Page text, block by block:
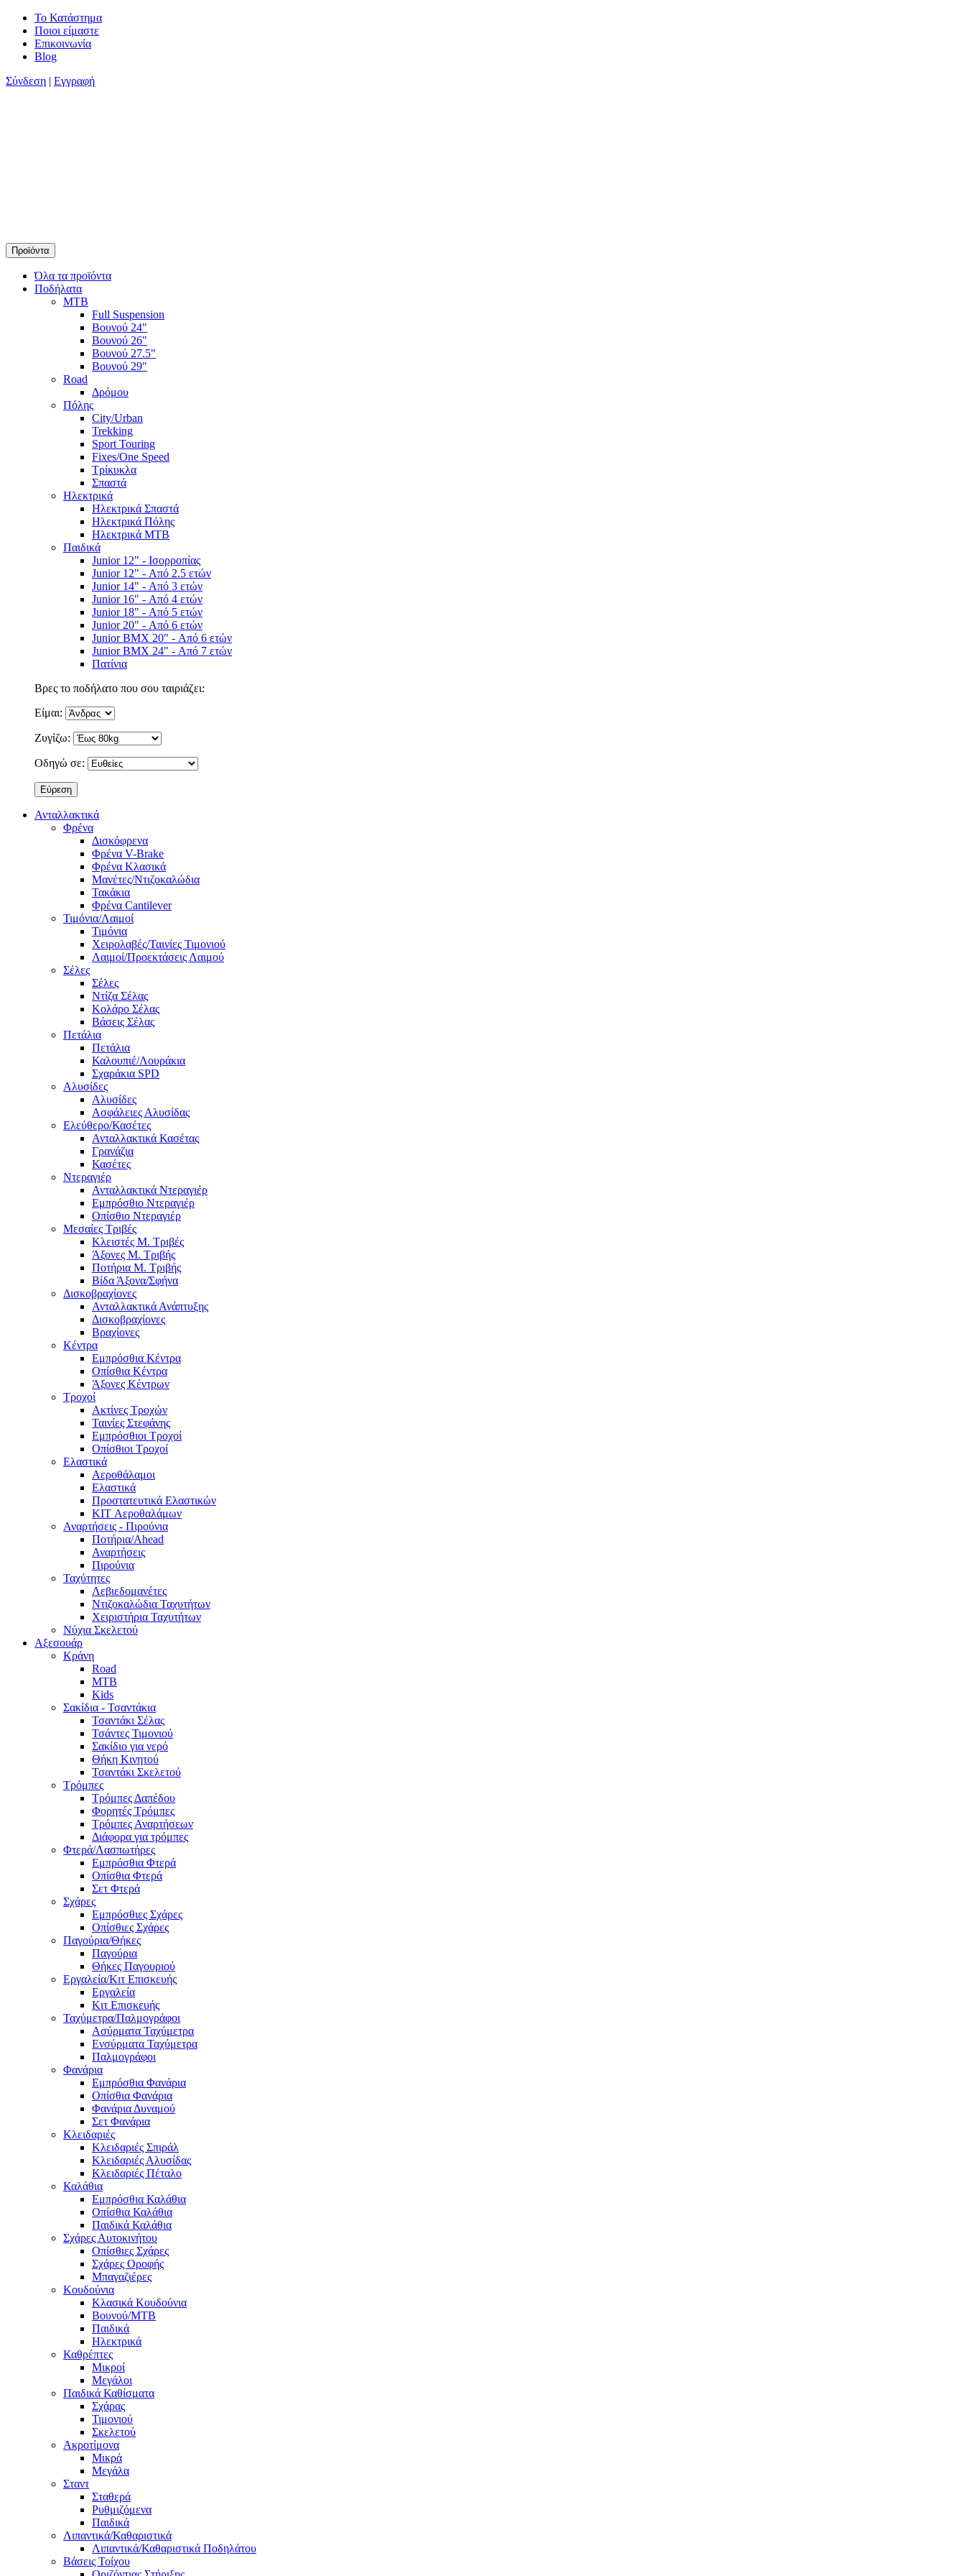
Skip
content
Το Κατάστημα
Ποιοι είμαστε
Επικοινωνία
Blog
Σύνδεση | Εγγραφή
Timamopoulos.gr
45 χρόνια πρώτοι στο ποδήλατο
Προϊόντα
Όλα τα προϊόντα
Ποδήλατα
MTB
Full Suspension
Βουνού 24"
Βουνού 26"
Βουνού 27.5"
Βουνού 29"
Road
Δρόμου
Πόλης
City/Urban
Trekking
Sport Touring
Fixes/One Speed
Τρίκυκλα
Σπαστά
Ηλεκτρικά
Ηλεκτρικά Σπαστά
Ηλεκτρικά Πόλης
Ηλεκτρικά MTB
Παιδικά
Junior 12" - Ισορροπίας
Junior 12" - Από 2.5 ετών
Junior 14" - Από 3 ετών
Junior 16" - Από 4 ετών
Junior 18" - Από 5 ετών
Junior 20" - Από 6 ετών
Junior BMX 20" - Από 6 ετών
Junior BMX 24" - Από 7 ετών
Πατίνια
Βρες το ποδήλατο που σου ταιριάζει:
Είμαι:
Ζυγίζω:
Οδηγώ σε:
Ανταλλακτικά
Φρένα
Δισκόφρενα
Φρένα V-Brake
Φρένα Κλασικά
Μανέτες/Ντιζοκαλώδια
Τακάκια
Φρένα Cantilever
Τιμόνια/Λαιμοί
Τιμόνια
Χειρολαβές/Ταινίες Τιμονιού
Λαιμοί/Προεκτάσεις Λαιμού
Σέλες
Σέλες
Ντίζα Σέλας
Κολάρο Σέλας
Βάσεις Σέλας
Πετάλια
Πετάλια
Καλουπιέ/Λουράκια
Σχαράκια SPD
Αλυσίδες
Αλυσίδες
Ασφάλειες Αλυσίδας
Ελεύθερο/Κασέτες
Ανταλλακτικά Κασέτας
Γρανάζια
Κασέτες
Ντεραγιέρ
Ανταλλακτικά Ντεραγιέρ
Εμπρόσθιο Ντεραγιέρ
Οπίσθιο Ντεραγιέρ
Μεσαίες Τριβές
Κλειστές Μ. Τριβές
Άξονες Μ. Τριβής
Ποτήρια Μ. Τριβής
Βίδα Άξονα/Σφήνα
Δισκοβραχίονες
Ανταλλακτικά Ανάπτυξης
Δισκοβραχίονες
Βραχίονες
Κέντρα
Εμπρόσθια Κέντρα
Οπίσθια Κέντρα
Άξονες Κέντρων
Τροχοί
Ακτίνες Τροχών
Ταινίες Στεφάνης
Εμπρόσθιοι Τροχοί
Οπίσθιοι Τροχοί
Ελαστικά
Αεροθάλαμοι
Ελαστικά
Προστατευτικά Ελαστικών
KIT Αεροθαλάμων
Αναρτήσεις - Πιρούνια
Ποτήρια/Ahead
Αναρτήσεις
Πιρούνια
Ταχύτητες
Λεβιεδομανέτες
Ντιζοκαλώδια Ταχυτήτων
Χειριστήρια Ταχυτήτων
Νύχια Σκελετού
Αξεσουάρ
Κράνη
Road
MTB
Kids
Σακίδια - Τσαντάκια
Τσαντάκι Σέλας
Τσάντες Τιμονιού
Σακίδιο για νερό
Θήκη Κινητού
Τσαντάκι Σκελετού
Τρόμπες
Τρόμπες Δαπέδου
Φορητές Τρόμπες
Τρόμπες Αναρτήσεων
Διάφορα για τρόμπες
Φτερά/Λασπωτήρες
Εμπρόσθια Φτερά
Οπίσθια Φτερά
Σετ Φτερά
Σχάρες
Εμπρόσθιες Σχάρες
Οπίσθιες Σχάρες
Παγούρια/Θήκες
Παγούρια
Θήκες Παγουριού
Εργαλεία/Κιτ Επισκευής
Εργαλεία
Κιτ Επισκευής
Ταχύμετρα/Παλμογράφοι
Ασύρματα Ταχύμετρα
Ενσύρματα Ταχύμετρα
Παλμογράφοι
Φανάρια
Εμπρόσθια Φανάρια
Οπίσθια Φανάρια
Φανάρια Δυναμού
Σετ Φανάρια
Κλειδαριές
Κλειδαριές Σπιράλ
Κλειδαριές Αλυσίδας
Κλειδαριές Πέταλο
Καλάθια
Εμπρόσθια Καλάθια
Οπίσθια Καλάθια
Παιδικά Καλάθια
Σχάρες Αυτοκινήτου
Οπίσθιες Σχάρες
Σχάρες Οροφής
Μπαγαζιέρες
Κουδούνια
Κλασικά Κουδούνια
Βουνού/MTB
Παιδικά
Ηλεκτρικά
Καθρέπτες
Μικροί
Μεγάλοι
Παιδικά Καθίσματα
Σχάρας
Τιμονιού
Σκελετού
Ακροτίμονα
Μικρά
Μεγάλα
Σταντ
Σταθερά
Ρυθμιζόμενα
Παιδικά
Λιπαντικά/Καθαριστικά
Λιπαντικά/Καθαριστικά Ποδηλάτου
Βάσεις Τοίχου